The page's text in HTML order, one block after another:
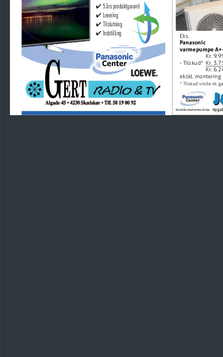
Eks.
Panasonic
varmepumpe
Kr.
- Tilskud*  Kr.
Kr.
ekskl. montering
* Tilskud v/olie el.
✔ 5 års produktgaranti
✔ Levering
✔ Tilslutning
✔ Indstilling
5 års produktgaranti